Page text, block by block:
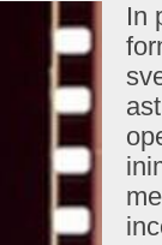
In